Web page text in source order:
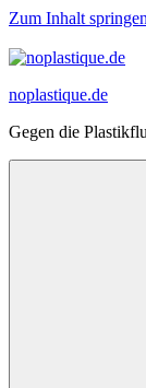
Zum Inhalt springen
noplastique.de
Gegen die